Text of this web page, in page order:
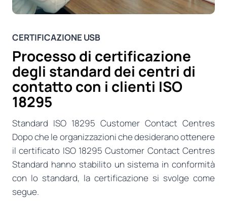
CERTIFICAZIONE USB
Processo di certificazione
degli standard dei centri di
contatto con i clienti ISO
18295
Standard ISO 18295 Customer Contact Centres
Dopo che le organizzazioni che desiderano ottenere
il certificato ISO 18295 Customer Contact Centres
Standard hanno stabilito un sistema in conformità
con lo standard, la certificazione si svolge come
segue.